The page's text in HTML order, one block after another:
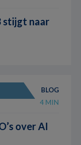
stijgt naar
BLOG
4 MIN
over AI